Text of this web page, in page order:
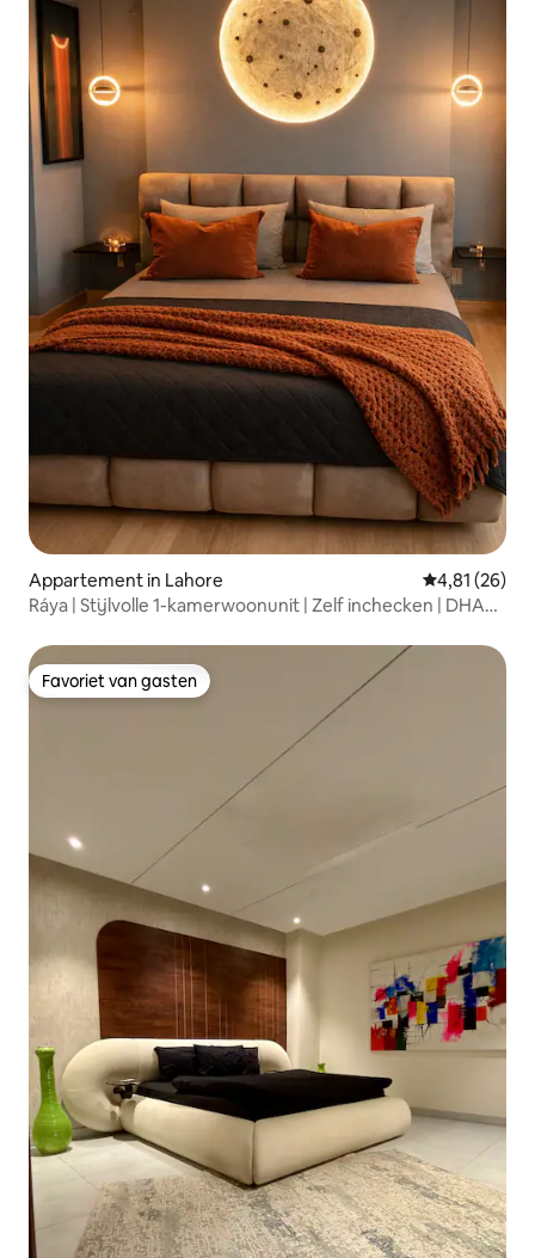
Appartement in Lahore Gemiddelde
4,81 (26)
Ráya | Stijlvolle 1-kamerwoonunit | Zelf inchecken | DHA
Favoriet van gasten
Favoriet van gasten